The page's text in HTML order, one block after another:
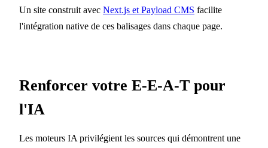
Un site construit avec Next.js et Payload CMS facilite
l'intégration native de ces balisages dans chaque page.
Renforcer votre E-E-A-T pour
l'IA
Les moteurs IA privilégient les sources qui démontrent une